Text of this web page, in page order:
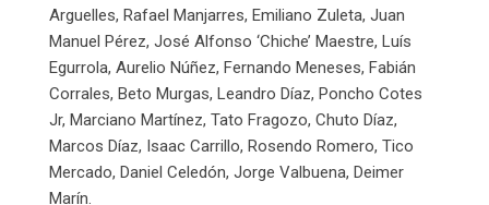
Arguelles, Rafael Manjarres, Emiliano Zuleta, Juan
Manuel Pérez, José Alfonso ‘Chiche’ Maestre, Luís
Egurrola, Aurelio Núñez, Fernando Meneses, Fabián
Corrales, Beto Murgas, Leandro Díaz, Poncho Cotes
Jr, Marciano Martínez, Tato Fragozo, Chuto Díaz,
Marcos Díaz, Isaac Carrillo, Rosendo Romero, Tico
Mercado, Daniel Celedón, Jorge Valbuena, Deimer
Marín.